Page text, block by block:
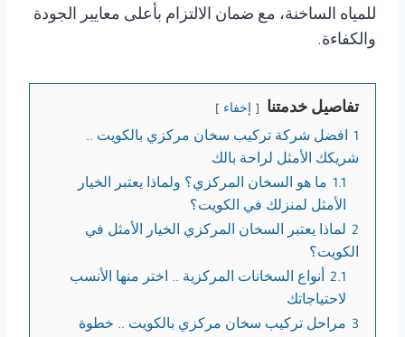
للمياه الساخنة، مع ضمان الالتزام بأعلى معايير الجودة
والكفاءة.
تفاصيل خدمتنا إخفاء
1
افضل شركة تركيب سخان مركزي بالكويت ..
شريكك الأمثل لراحة بالك
1.1
ما هو السخان المركزي؟ ولماذا يعتبر الخيار
الأمثل لمنزلك في الكويت؟
2 لماذا يعتبر السخان المركزي الخيار الأمثل في
الكويت؟
2.1 أنواع السخانات المركزية .. اختر منها الأنسب
لاحتياجاتك
3 مراحل تركيب سخان مركزي بالكويت .. خطوة